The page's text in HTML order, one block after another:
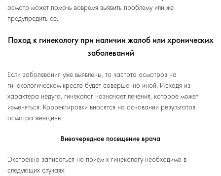
осмотр может помочь вовремя выявить проблему или же
предупредить ее.
Поход к гинекологу при наличии жалоб или хронических
заболеваний
Если заболевания уже выявлены, то частота осмотров на
гинекологическом кресле будет совершенно иной. Исходя из
характера недуга, гинеколог назначает лечения, которое может
изменяться. Корректировки вносятся на основании результатов
осмотра женщины.
Внеочередное посещение врача
Экстренно записаться на прием к гинекологунеобходимо в
следующих случаях: